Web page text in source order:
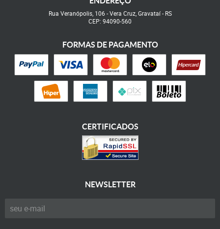
Rua Veranópolis, 106 -Vera Cruz, Gravataí- RS
CEP: 94090-560
FORMAS DE PAGAMENTO
CERTIFICADOS
NEWSLETTER